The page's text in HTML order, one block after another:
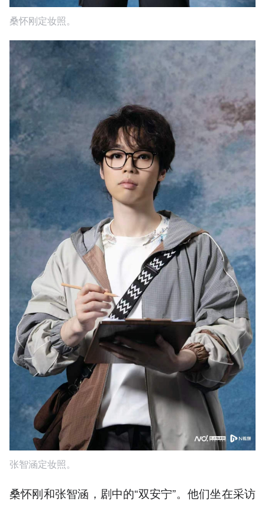
桑怀刚定妆照。
张智涵定妆照。
桑怀刚和张智涵，剧中的“双安宁”。他们坐在采访